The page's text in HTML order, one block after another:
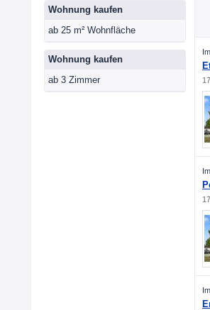
Wohnung kaufen
ab 25 m² Wohnfläche
Wohnung kaufen
ab 3 Zimmer